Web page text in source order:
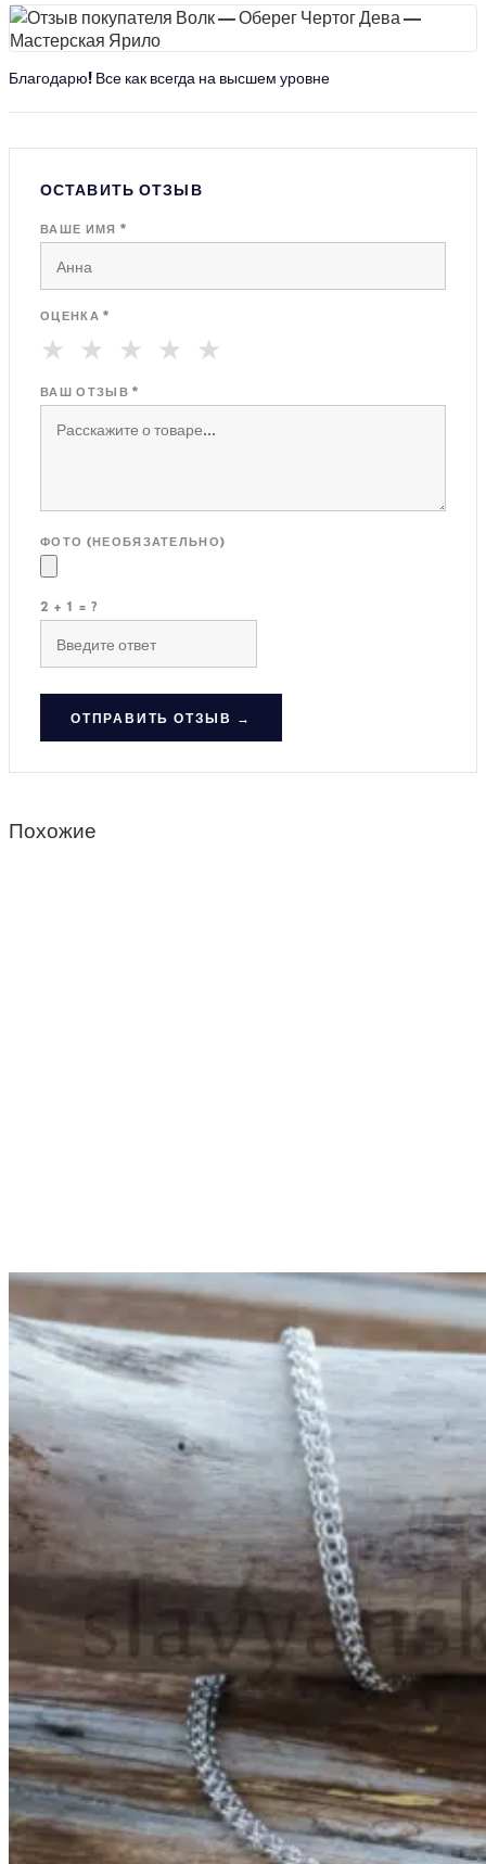
Благодарю! Все как всегда на высшем уровне
ОСТАВИТЬ ОТЗЫВ
ВАШЕ ИМЯ *
ОЦЕНКА *
★ ★ ★ ★ ★
ВАШ ОТЗЫВ *
ФОТО (НЕОБЯЗАТЕЛЬНО)
2 + 1 = ?
ОТПРАВИТЬ ОТЗЫВ →
Похожие